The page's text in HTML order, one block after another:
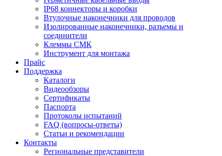
IP68 коннекторы и коробки
Втулочные наконечники для проводов
Изолированные наконечники, разъемы и
соединители
Клеммы СМК
Инструмент для монтажа
Прайс
Поддержка
Каталоги
Видеообзоры
Сертификаты
Паспорта
Протоколы испытаний
FAQ (вопросы-ответы)
Статьи и рекомендации
Контакты
Региональные представители